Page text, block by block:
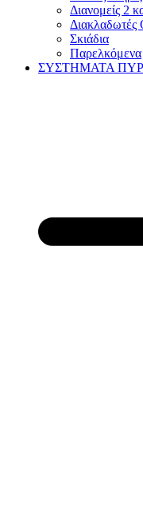
Διανομείς 2
Σκιάδια
Παρελκόμενα
ΣΥΣΤΗΜΑΤΑ